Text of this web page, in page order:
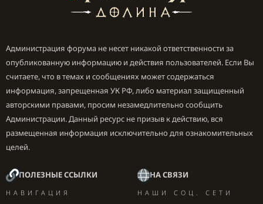
Администрация форума не несет никакой ответственности за
опубликованную информацию и действия пользователей. Если Вы
считаете, что в темах и сообщениях может содержаться
информация, запрещенная УК РФ, либо материал защищенный
авторскими правами, просим незамедлительно сообщить
Администрации. Данный ресурс не призыв к действию, вся
размещенная информация исключительно для ознакомительных
целей.
ПОЛЕЗНЫЕ ССЫЛКИ
НАВИГАЦИЯ
НА СВЯЗИ
НАШИ СОЦ. СЕТИ